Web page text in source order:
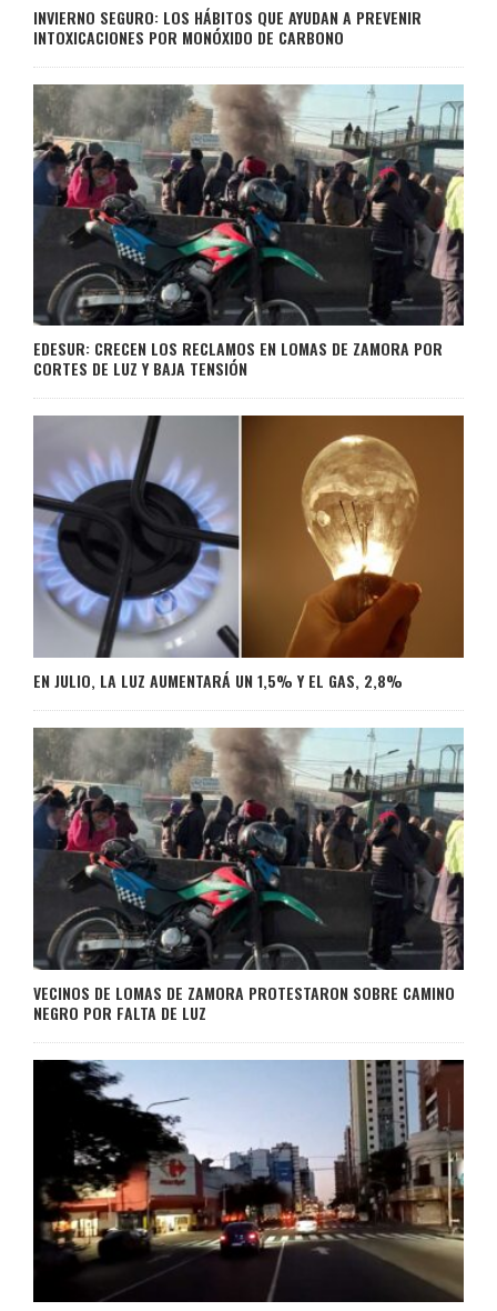
INVIERNO SEGURO: LOS HÁBITOS QUE AYUDAN A PREVENIR
INTOXICACIONES POR MONÓXIDO DE CARBONO
EDESUR: CRECEN LOS RECLAMOS EN LOMAS DE ZAMORA POR
CORTES DE LUZ Y BAJA TENSIÓN
EN JULIO, LA LUZ AUMENTARÁ UN 1,5% Y EL GAS, 2,8%
VECINOS DE LOMAS DE ZAMORA PROTESTARON SOBRE CAMINO
NEGRO POR FALTA DE LUZ